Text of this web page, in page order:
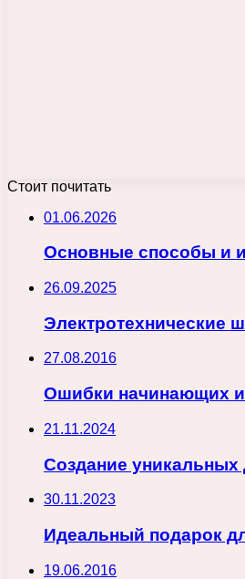
Стоит почитать
01.06.2026
Основные способы и
26.09.2025
Электротехнические
27.08.2016
Ошибки начинающих
21.11.2024
Создание уникальных
30.11.2023
Идеальный подарок
19.06.2016